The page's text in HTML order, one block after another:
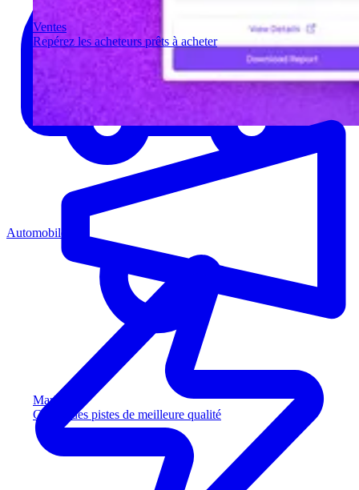
Ventes
Repérez les acheteurs prêts à acheter
Marketing
Captez des pistes de meilleure qualité
Automobile